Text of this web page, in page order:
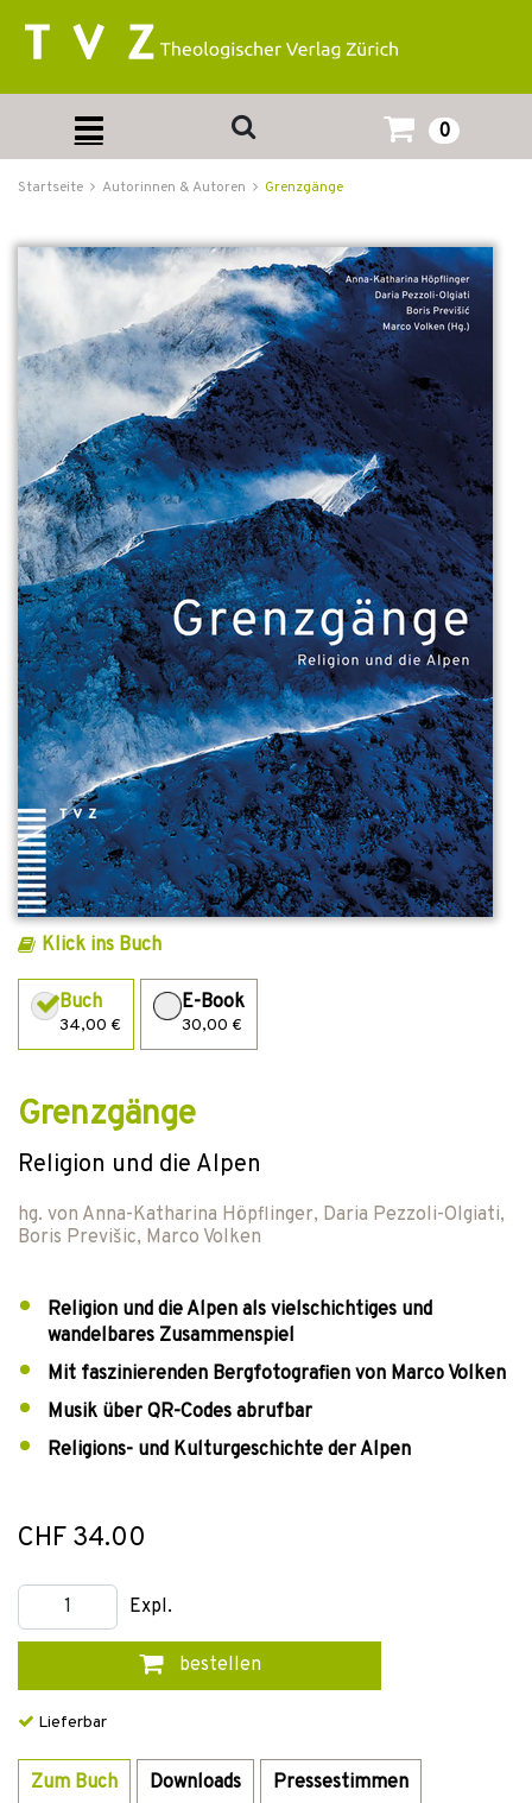
0
Startseite Autorinnen & Autoren Grenzgänge
Klick ins Buch
Buch
34,00 €
E-Book
30,00 €
Grenzgänge
Religion und die Alpen
hg. von Anna-Katharina Höpflinger, Daria Pezzoli-Olgiati,
Boris Previšic, Marco Volken
Religion und die Alpen als vielschichtiges und
wandelbares Zusammenspiel
Mit faszinierenden Bergfotografien von Marco Volken
Musik über QR-Codes abrufbar
Religions- und Kulturgeschichte der Alpen
CHF 34.00
Expl.
bestellen
Lieferbar
Zum Buch Downloads Pressestimmen